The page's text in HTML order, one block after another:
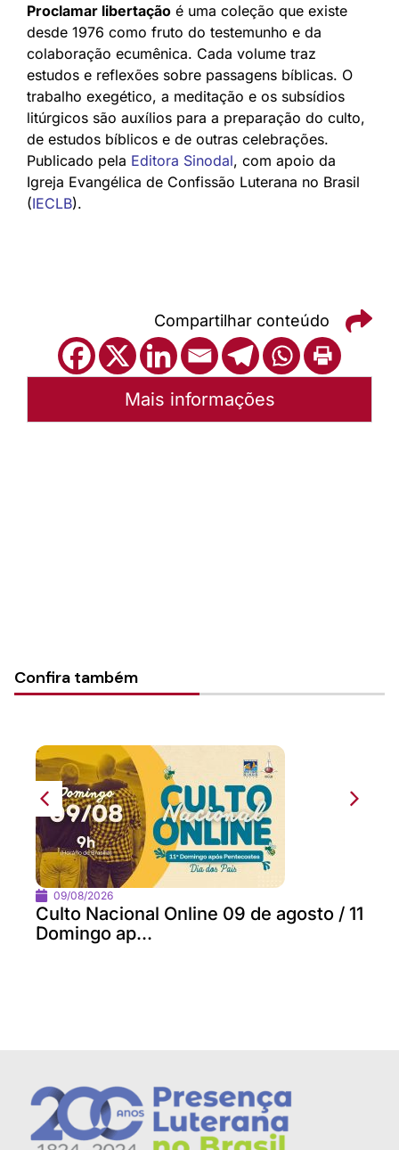
Proclamar libertação é uma coleção que existe
desde 1976 como fruto do testemunho e da
colaboração ecumênica. Cada volume traz
estudos e reflexões sobre passagens bíblicas. O
trabalho exegético, a meditação e os subsídios
litúrgicos são auxílios para a preparação do culto,
de estudos bíblicos e de outras celebrações.
Publicado pela Editora Sinodal, com apoio da
Igreja Evangélica de Confissão Luterana no Brasil
(IECLB).
Compartilhar conteúdo
Mais informações
Confira também
09/08/2026
Culto Nacional Online 09 de agosto / 11
Domingo ap...